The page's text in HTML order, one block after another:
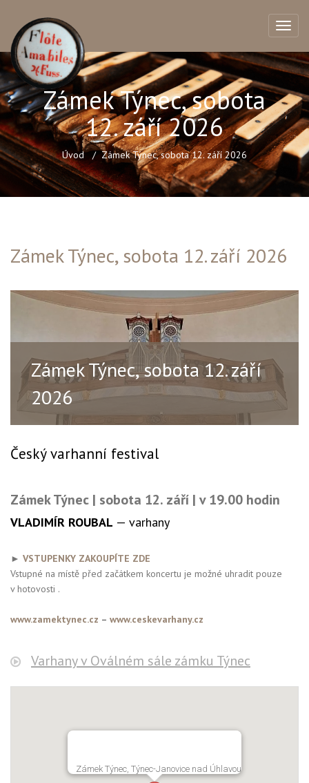
Zámek Týnec, sobota
12. září 2026
Úvod Zámek Týnec, sobota 12. září 2026
Zámek Týnec, sobota 12. září 2026
Zámek Týnec, sobota 12. září
2026
Český varhanní festival
Zámek Týnec | sobota 12. září | v 19.00 hodin
VLADIMÍR ROUBAL — varhany
► VSTUPENKY ZAKOUPÍTE ZDE
Vstupné na místě před začátkem koncertu je možné uhradit pouze
v hotovosti .
www.zamektynec.cz – www.ceskevarhany.cz
Varhany v Oválném sále zámku Týnec
Zámek Týnec, Týnec-Janovice nad Úhlavou